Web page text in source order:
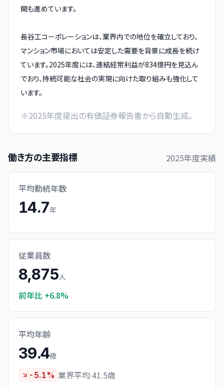
開も進めています。
長谷工コーポレーションは、業界内での地位を確立しており、
マンション市場においては安定した需要を背景に成長を続け
ています。2025年度には、連結経常利益が834億円を見込ん
でおり、持続可能な社会の実現に向けた取り組みも強化して
います。
※2025年度提出の有価証券報告書から自動生成。
働き方の主要指標 2025年度実績
平均勤続年数
14.7年
従業員数
8,875人
前年比 +6.8%
平均年齢
39.4歳
-5.1% 業界平均 41.5歳